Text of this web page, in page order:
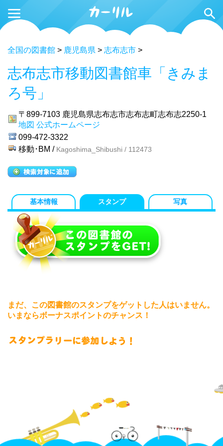
全国の図書館 > 鹿児島県 > 志布志市 >
志布志市移動図書館車「きみま
ろ号」
〒899-7103 鹿児島県志布志市志布志町志布志2250-1
地図 公式ホームページ
099-472-3322
移動･BM / Kagoshima_Shibushi / 112473
基本情報 スタンプ 写真
まだ、この図書館のスタンプをゲットした人はいません。
いまならボーナスポイントのチャンス！